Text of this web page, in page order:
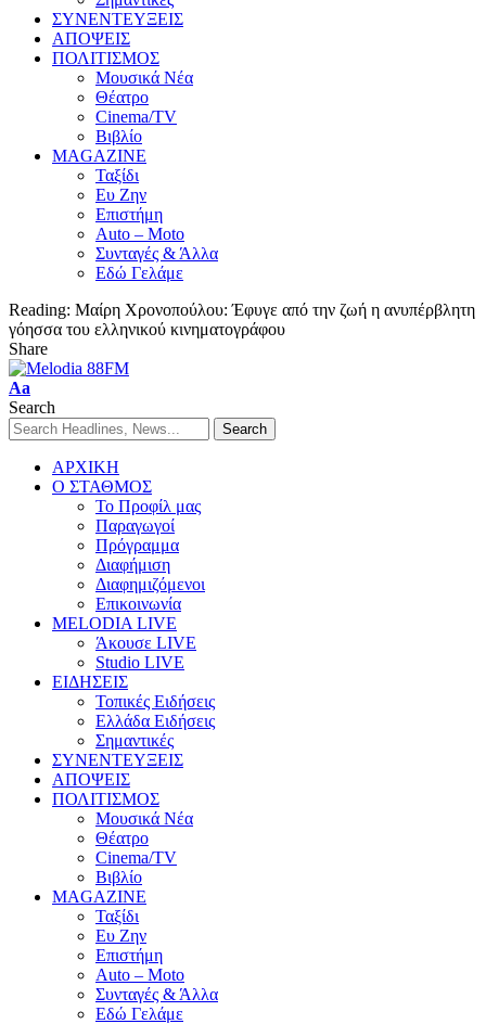
ΣΥΝΕΝΤΕΥΞΕΙΣ
ΑΠΟΨΕΙΣ
ΠΟΛΙΤΙΣΜΟΣ
Μουσικά Νέα
Θέατρο
Cinema/TV
Βιβλίο
MAGAZINE
Ταξίδι
Ευ Ζην
Επιστήμη
Auto – Moto
Συνταγές & Άλλα
Εδώ Γελάμε
Reading: Μαίρη Χρονοπούλου: Έφυγε από την ζωή η ανυπέρβλητη
γόησσα του ελληνικού κινηματογράφου
Share
Aa
Search
ΑΡΧΙΚΗ
Ο ΣΤΑΘΜΟΣ
Το Προφίλ μας
Παραγωγοί
Πρόγραμμα
Διαφήμιση
Διαφημιζόμενοι
Επικοινωνία
MELODIA LIVE
Άκουσε LIVE
Studio LIVE
ΕΙΔΗΣΕΙΣ
Τοπικές Ειδήσεις
Ελλάδα Ειδήσεις
Σημαντικές
ΣΥΝΕΝΤΕΥΞΕΙΣ
ΑΠΟΨΕΙΣ
ΠΟΛΙΤΙΣΜΟΣ
Μουσικά Νέα
Θέατρο
Cinema/TV
Βιβλίο
MAGAZINE
Ταξίδι
Ευ Ζην
Επιστήμη
Auto – Moto
Συνταγές & Άλλα
Εδώ Γελάμε